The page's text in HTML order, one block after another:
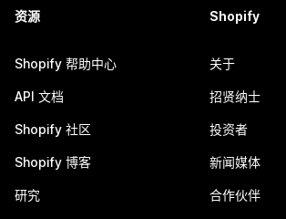
资源
Shopify 帮助中心
API 文档
Shopify 社区
Shopify 博客
研究
Shopify
关于
招贤纳士
投资者
新闻媒体
合作伙伴